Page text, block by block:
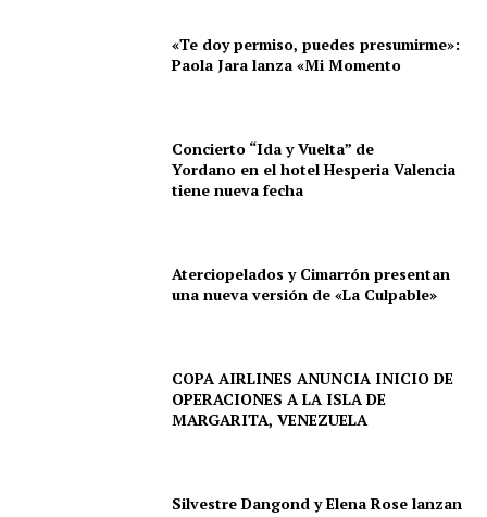
«Te doy permiso, puedes presumirme»:
Paola Jara lanza «Mi Momento
Concierto “Ida y Vuelta” de
Yordano en el hotel Hesperia Valencia
tiene nueva fecha
Aterciopelados y Cimarrón presentan
una nueva versión de «La Culpable»
COPA AIRLINES ANUNCIA INICIO DE
OPERACIONES A LA ISLA DE
MARGARITA, VENEZUELA
Silvestre Dangond y Elena Rose lanzan